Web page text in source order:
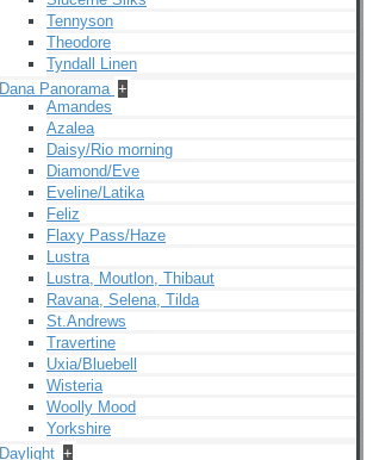
Tennyson
Theodore
Tyndall Linen
Dana Panorama +
Amandes
Azalea
Daisy/Rio morning
Diamond/Eve
Eveline/Latika
Feliz
Flaxy Pass/Haze
Lustra
Lustra, Moutlon, Thibaut
Ravana, Selena, Tilda
St.Andrews
Travertine
Uxia/Bluebell
Wisteria
Woolly Mood
Yorkshire
Daylight +